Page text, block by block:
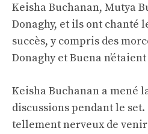
Keisha Buchanan, Mutya
Donaghy, et ils ont chanté
succès, y compris des
Donaghy et Buena
Keisha Buchanan a mené
discussions pendant le set.
tellement nerveux de